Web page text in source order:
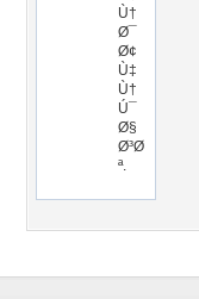
Ù†
Ø¯
Ø¢
Ù‡
Ù†
Ú¯
Ø§
Ø³Ø
ª.